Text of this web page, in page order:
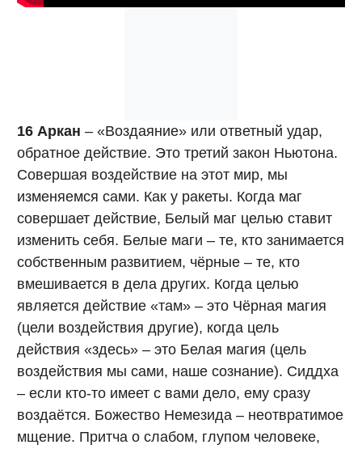
16 Аркан – «Воздаяние» или ответный удар,
обратное действие. Это третий закон Ньютона.
Совершая воздействие на этот мир, мы
изменяемся сами. Как у ракеты. Когда маг
совершает действие, Белый маг целью ставит
изменить себя. Белые маги – те, кто занимается
собственным развитием, чёрные – те, кто
вмешивается в дела других. Когда целью
является действие «там» – это Чёрная магия
(цели воздействия другие), когда цель
действия «здесь» – это Белая магия (цель
воздействия мы сами, наше сознание). Сиддха
– если кто-то имеет с вами дело, ему сразу
воздаётся. Божество Немезида – неотвратимое
мщение. Притча о слабом, глупом человеке,